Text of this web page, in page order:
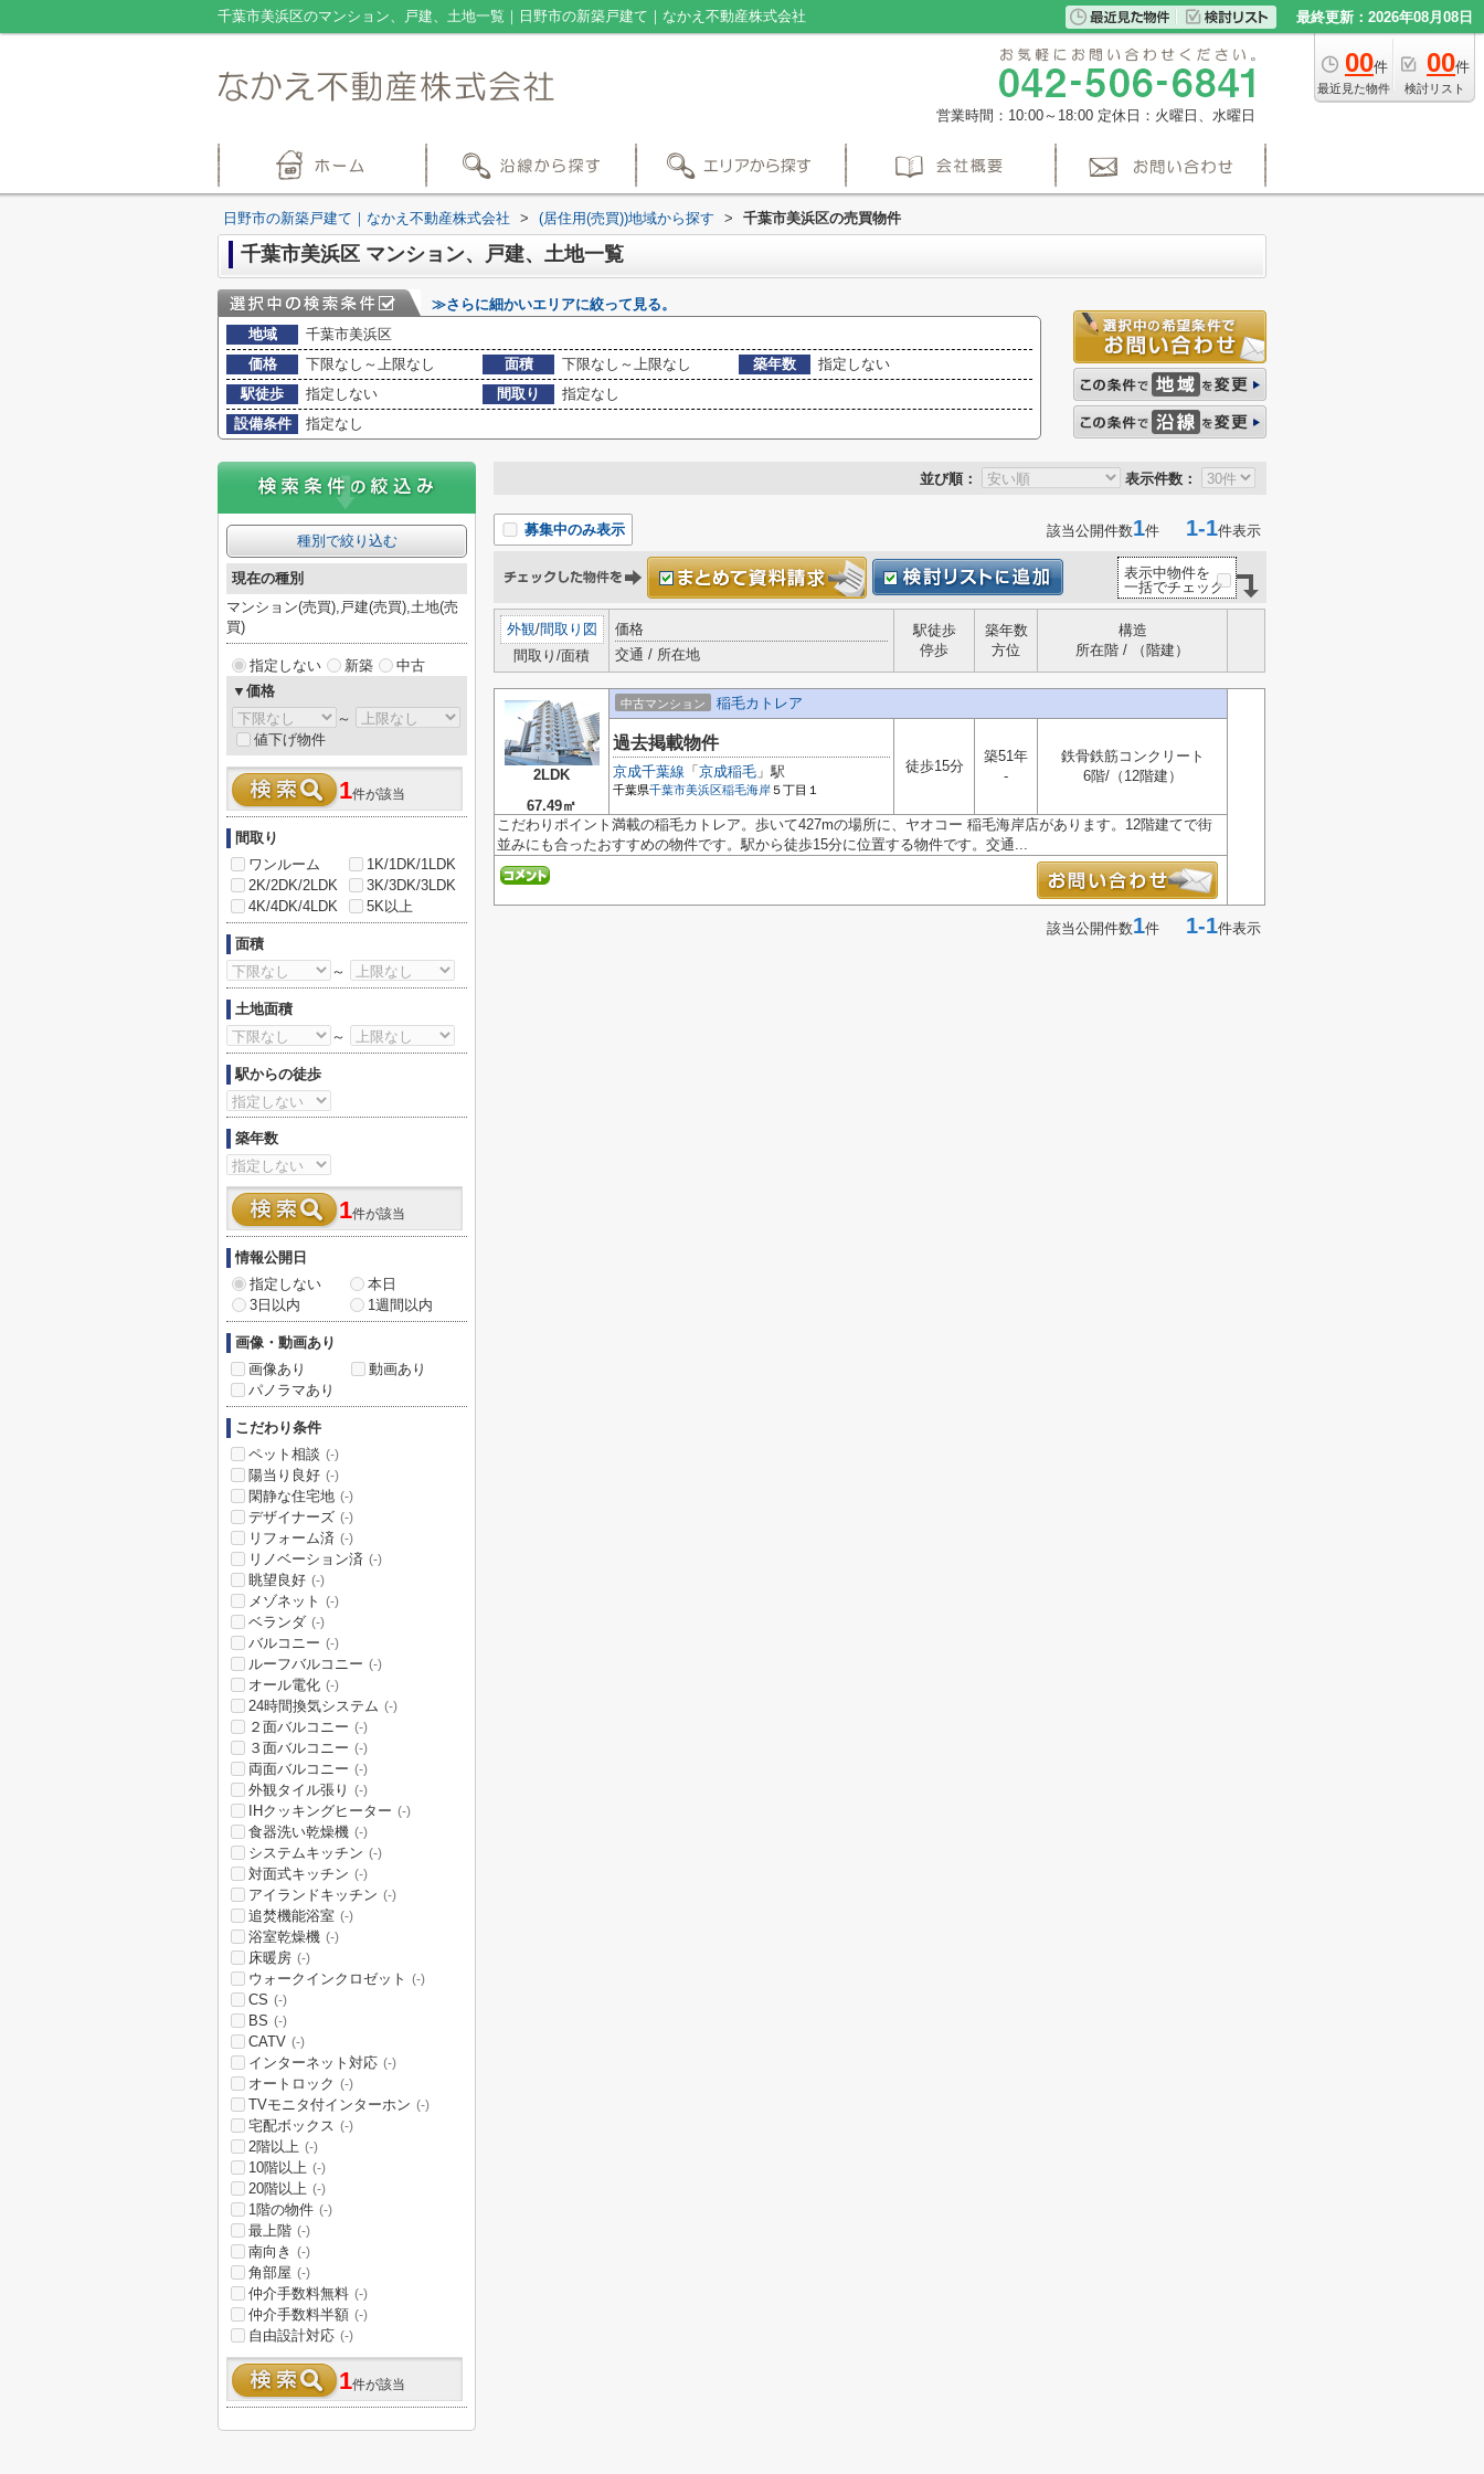
千葉市美浜区のマンション、戸建、土地一覧｜日野市の新築戸建て｜なかえ不動産株式会社 最終更新：2026年08月08日
00件
最近見た物件
00件
検討リスト
営業時間：10:00～18:00 定休日：火曜日、水曜日
日野市の新築戸建て｜なかえ不動産株式会社 > (居住用(売買))地域から探す > 千葉市美浜区の売買物件
千葉市美浜区 マンション、戸建、土地一覧
≫さらに細かいエリアに絞って見る。
地域
千葉市美浜区
価格
下限なし～上限なし 面積 下限なし～上限なし 築年数
指定しない
駅徒歩
指定しない 間取り
指定なし
設備条件
指定なし
並び順： 表示件数：
募集中のみ表示 該当公開件数1件 1-1件表示
表示中物件を
一括でチェック
外観/間取り図
間取り/面積
価格
交通 / 所在地
駅徒歩
停歩
築年数
方位
構造
所在階 / （階建）
2LDK
67.49㎡
中古マンション 稲毛カトレア
過去掲載物件
京成千葉線 「 京成稲毛 」駅
千葉県千葉市美浜区稲毛海岸 ５丁目１
徒歩15分
築51年
-
鉄骨鉄筋コンクリート
6階/（12階建）
こだわりポイント満載の稲毛カトレア。歩いて427mの場所に、ヤオコー 稲毛海岸店があります。12階建てで街
並みにも合ったおすすめの物件です。駅から徒歩15分に位置する物件です。交通...
該当公開件数1件 1-1件表示
種別で絞り込む
現在の種別
マンション(売買),戸建(売買),土地(売
買)
指定しない 新築
中古
▼価格
～
値下げ物件
1件が該当
間取り
ワンルーム
1K/1DK/1LDK
2K/2DK/2LDK
3K/3DK/3LDK
4K/4DK/4LDK
5K以上
面積
～
土地面積
～
駅からの徒歩
築年数
1件が該当
情報公開日
指定しない
本日
3日以内
1週間以内
画像・動画あり
画像あり
動画あり
パノラマあり
こだわり条件
ペット相談 (-)
陽当り良好 (-)
閑静な住宅地 (-)
デザイナーズ (-)
リフォーム済 (-)
リノベーション済 (-)
眺望良好 (-)
メゾネット (-)
ベランダ (-)
バルコニー (-)
ルーフバルコニー (-)
オール電化 (-)
24時間換気システム (-)
２面バルコニー (-)
３面バルコニー (-)
両面バルコニー (-)
外観タイル張り (-)
IHクッキングヒーター (-)
食器洗い乾燥機 (-)
システムキッチン (-)
対面式キッチン (-)
アイランドキッチン (-)
追焚機能浴室 (-)
浴室乾燥機 (-)
床暖房 (-)
ウォークインクロゼット (-)
CS (-)
BS (-)
CATV (-)
インターネット対応 (-)
オートロック (-)
TVモニタ付インターホン (-)
宅配ボックス (-)
2階以上 (-)
10階以上 (-)
20階以上 (-)
1階の物件 (-)
最上階 (-)
南向き (-)
角部屋 (-)
仲介手数料無料 (-)
仲介手数料半額 (-)
自由設計対応 (-)
1件が該当